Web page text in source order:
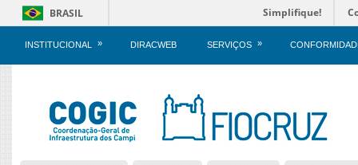
BRASIL Simplifique!
INSTITUCIONAL » DIRACWEB SERVIÇOS »